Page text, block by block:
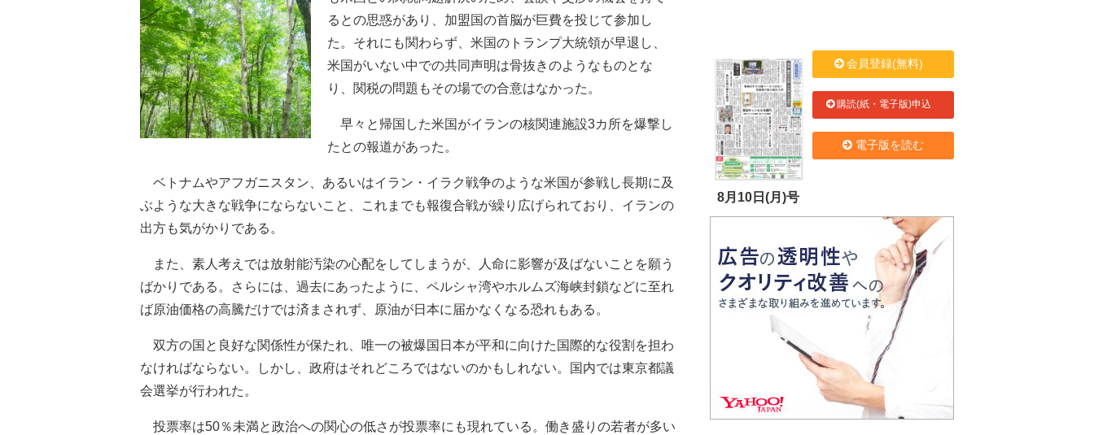
るとの思惑があり、加盟国の首脳が巨費を投じて参加し
た。それにも関わらず、米国のトランプ大統領が早退し、
米国がいない中での共同声明は骨抜きのようなものとな
り、関税の問題もその場での合意はなかった。
早々と帰国した米国がイランの核関連施設3カ所を爆撃し
たとの報道があった。
ベトナムやアフガニスタン、あるいはイラン・イラク戦争のような米国が参戦し長期に及
ぶような大きな戦争にならないこと、これまでも報復合戦が繰り広げられており、イランの
出方も気がかりである。
また、素人考えでは放射能汚染の心配をしてしまうが、人命に影響が及ばないことを願う
ばかりである。さらには、過去にあったように、ペルシャ湾やホルムズ海峡封鎖などに至れ
ば原油価格の高騰だけでは済まされず、原油が日本に届かなくなる恐れもある。
双方の国と良好な関係性が保たれ、唯一の被爆国日本が平和に向けた国際的な役割を担わ
なければならない。しかし、政府はそれどころではないのかもしれない。国内では東京都議
会選挙が行われた。
投票率は50％未満と政治への関心の低さが投票率にも現れている。働き盛りの若者が多い
8月10日(月)号
会員登録(無料)
購読(紙・電子版)申込
電子版を読む